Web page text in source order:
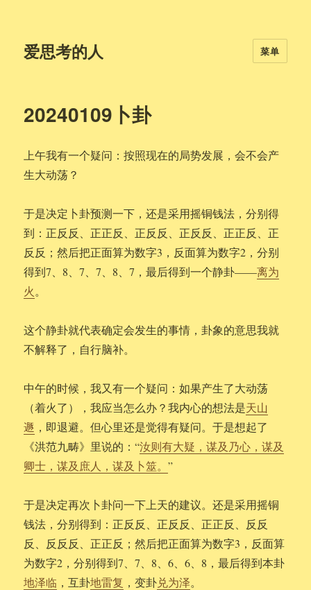
爱思考的人 菜单
20240109卜卦
上午我有一个疑问：按照现在的局势发展，会不会产
生大动荡？
于是决定卜卦预测一下，还是采用摇铜钱法，分别得
到：正反反、正正反、正反反、正反反、正正反、正
反反；然后把正面算为数字3，反面算为数字2，分别
得到7、8、7、7、8、7，最后得到一个静卦——离为
火。
这个静卦就代表确定会发生的事情，卦象的意思我就
不解释了，自行脑补。
中午的时候，我又有一个疑问：如果产生了大动荡
（着火了），我应当怎么办？我内心的想法是天山
遯 ，即退避。但心里还是觉得有疑问。于是想起了
《洪范九畴》里说的：“汝则有大疑，谋及乃心，谋及
卿士，谋及庶人，谋及卜筮。”
于是决定再次卜卦问一下上天的建议。还是采用摇铜
钱法，分别得到：正反反、正反反、正正反、反反
反、反反反、正正反；然后把正面算为数字3，反面算
为数字2，分别得到7、7、8、6、6、8，最后得到本卦
地泽临 ，互卦地雷复 ，变卦兑为泽。